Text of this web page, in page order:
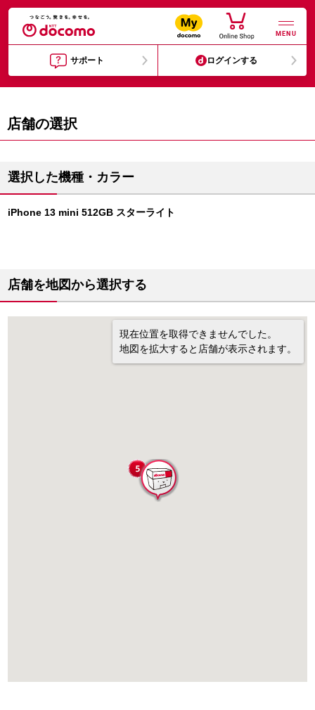
MENU
サポート ログインする
店舗の選択
選択した機種・カラー
iPhone 13 mini 512GB スターライト
店舗を地図から選択する
現在位置を取得できませんでした。
地図を拡大すると店舗が表示されます。